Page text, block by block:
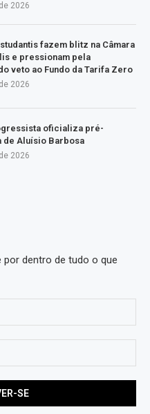
2026
fazem blitz na Câmara
e pressionam pela
veto ao Fundo da Tarifa Zero
2026
oficializa pré-
de Aluísio Barbosa
2026
dentro de tudo o que